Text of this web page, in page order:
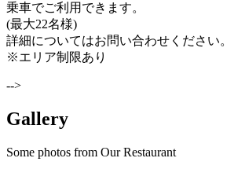
乗車でご利用できます。
(最大22名様)
詳細についてはお問い合わせください。
※エリア制限あり
-->
Gallery
Some photos from Our Restaurant